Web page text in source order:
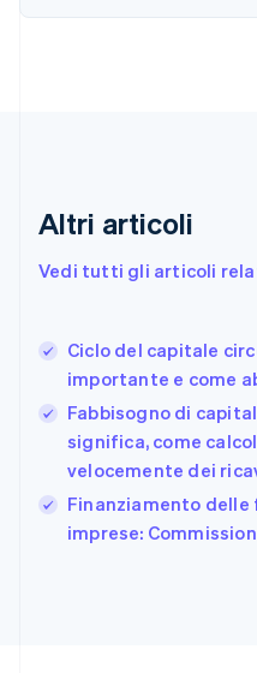
Altri articoli
Vedi tutti gli articoli
Ciclo del capitale
importante e come
Fabbisogno di
significa, come
velocemente dei
Finanziamento
imprese:
Finlandia
Francia
DeutschEnglish
Giappone
日本語
Gibilterra
English
Grecia
English
India
English